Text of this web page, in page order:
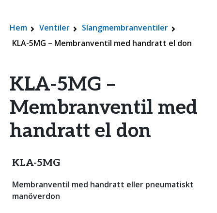
Hem Ventiler
Slangmembranventiler
KLA-5MG – Membranventil med handratt el don
KLA-5MG –
Membranventil med
handratt el don
KLA-5MG
Membranventil med handratt eller pneumatiskt
manöverdon